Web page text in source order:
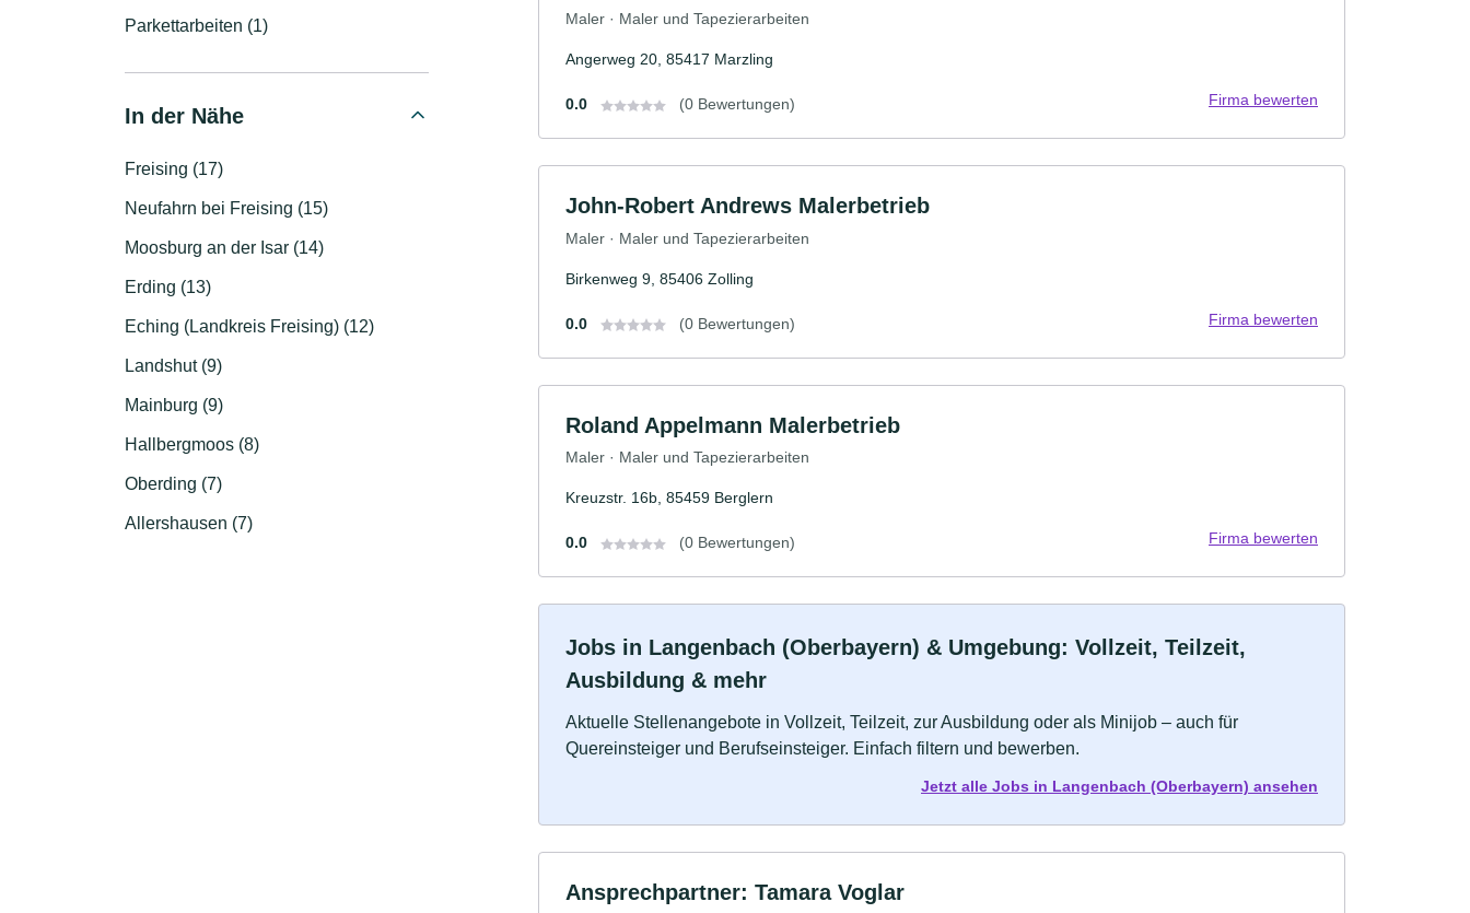
Parkettarbeiten (1)
In der Nähe
Freising (17)
Neufahrn bei Freising (15)
Moosburg an der Isar (14)
Erding (13)
Eching (Landkreis Freising) (12)
Landshut (9)
Mainburg (9)
Hallbergmoos (8)
Oberding (7)
Allershausen (7)
Maler · Maler und Tapezierarbeiten
Angerweg 20, 85417 Marzling
0.0 (0 Bewertungen) Firma bewerten
John-Robert Andrews Malerbetrieb
Maler · Maler und Tapezierarbeiten
Birkenweg 9, 85406 Zolling
0.0 (0 Bewertungen) Firma bewerten
Roland Appelmann Malerbetrieb
Maler · Maler und Tapezierarbeiten
Kreuzstr. 16b, 85459 Berglern
0.0 (0 Bewertungen) Firma bewerten
Jobs in Langenbach (Oberbayern) & Umgebung: Vollzeit, Teilzeit,
Ausbildung & mehr
Aktuelle Stellenangebote in Vollzeit, Teilzeit, zur Ausbildung oder als Minijob – auch für
Quereinsteiger und Berufseinsteiger. Einfach filtern und bewerben.
Jetzt alle Jobs in Langenbach (Oberbayern) ansehen
Ansprechpartner: Tamara Voglar